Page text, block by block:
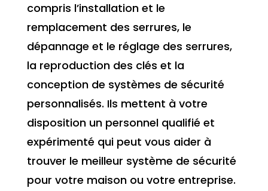
compris l’installation et le
remplacement des serrures, le
dépannage et le réglage des serrures,
la reproduction des clés et la
conception de systèmes de sécurité
personnalisés. Ils mettent à votre
disposition un personnel qualifié et
expérimenté qui peut vous aider à
trouver le meilleur système de sécurité
pour votre maison ou votre entreprise.